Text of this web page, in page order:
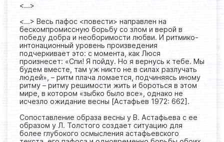
<...>
<...> Весь пафос <повести> направлен на
бескомпромиссную борьбу со злом и верой в
победу добра и необоримости любви. И ритмико-
интонационный уровень произведения
подчеркивает это: с момента, как Люся
произнесет: «Спи! Я пойду. Но я вернусь к тебе. Мы
будем вместе, там уж никто не в силах разлучать
людей», – ритм плача ломается, подчиняясь иному
ритму – ритму решимости жить и бороться в этом
мире, в котором «зыбко было все», однако не
исчезло ожидание весны [Астафьев 1972: 662].
Сопоставление образа весны у В. Астафьева с ее
образом у Л. Толстого создает ситуацию для
более глубокого осмысления астафьевского